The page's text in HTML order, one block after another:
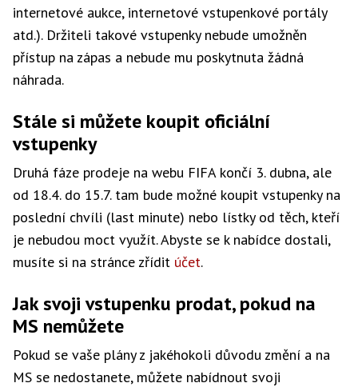
internetové aukce, internetové vstupenkové portály
atd.). Držiteli takové vstupenky nebude umožněn
přístup na zápas a nebude mu poskytnuta žádná
náhrada.
Stále si můžete koupit oficiální
vstupenky
Druhá fáze prodeje na webu FIFA končí 3. dubna, ale
od 18.4. do 15.7. tam bude možné koupit vstupenky na
poslední chvíli (last minute) nebo lístky od těch, kteří
je nebudou moct využít. Abyste se k nabídce dostali,
musíte si na stránce zřídit účet.
Jak svoji vstupenku prodat, pokud na
MS nemůžete
Pokud se vaše plány z jakéhokoli důvodu změní a na
MS se nedostanete, můžete nabídnout svoji